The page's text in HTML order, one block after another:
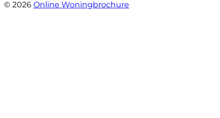
© 2026 Online Woningbrochure